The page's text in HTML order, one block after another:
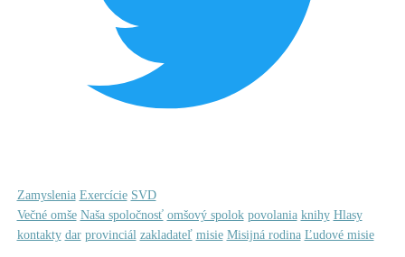
Zamyslenia Exercície SVD
Večné omše Naša spoločnosť omšový spolok povolania knihy Hlasy
kontakty dar provinciál zakladateľ misie Misijná rodina Ľudové misie